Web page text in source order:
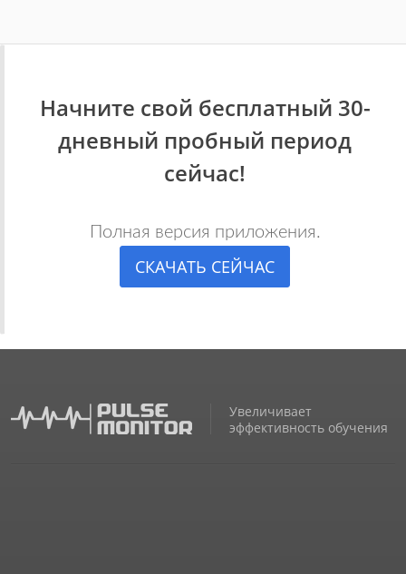
Начните свой бесплатный 30-
дневный пробный период
сейчас!
Полная версия приложения.
СКАЧАТЬ СЕЙЧАС
Увеличивает
эффективность обучения